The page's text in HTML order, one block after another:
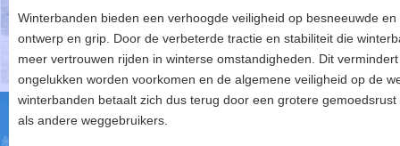
Winterbanden bieden een verhoogde veiligheid op besneeuwde
ontwerp en grip. Door de verbeterde tractie en stabiliteit die
meer vertrouwen rijden in winterse omstandigheden. Dit
ongelukken worden voorkomen en de algemene veiligheid op de
winterbanden betaalt zich dus terug door een grotere
als andere weggebruikers.